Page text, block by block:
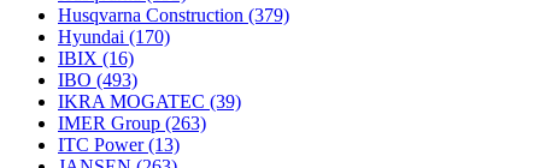
Husqvarna Construction (379)
Hyundai (170)
IBIX (16)
IBO (493)
IKRA MOGATEC (39)
IMER Group (263)
ITC Power(13)